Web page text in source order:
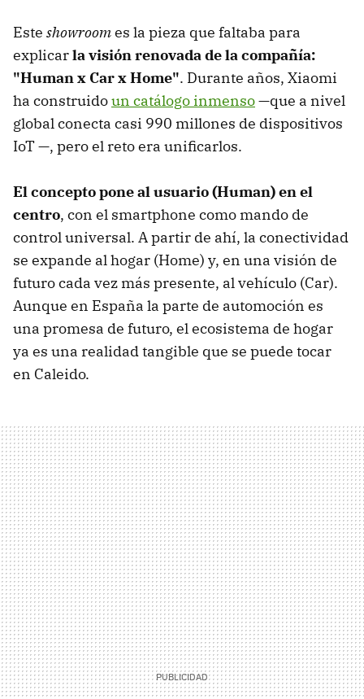
Este showroomes la pieza que faltaba para
explicarla visión renovada de la compañía:
"Human x Car x Home". Durante años, Xiaomi
ha construidoun catálogo inmenso—que a nivel
global conecta casi 990 millones de dispositivos
IoT —, pero el reto era unificarlos.
El concepto pone al usuario (Human) en el
centro, con el smartphone como mando de
control universal. A partir de ahí, la conectividad
se expande al hogar (Home) y, en una visión de
futuro cada vez más presente, al vehículo (Car).
Aunque en España la parte de automoción es
una promesa de futuro, el ecosistema de hogar
ya es una realidad tangible que se puede tocar
en Caleido.